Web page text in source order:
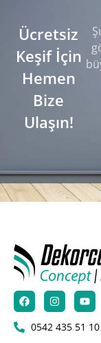
Ücretsiz
Keşif İçin
Hemen
Bize
Ulaşın!
0542 435 51 10